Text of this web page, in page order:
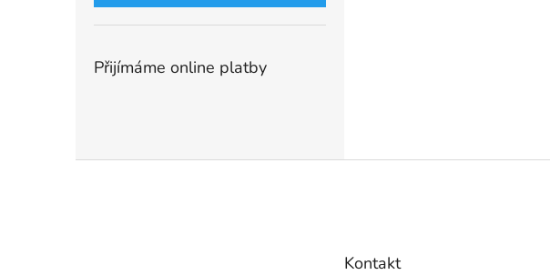
Přijímáme online platby
Kontakt